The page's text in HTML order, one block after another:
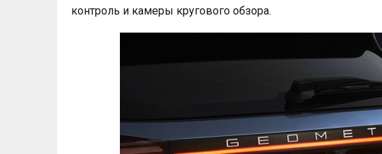
контроль и камеры кругового обзора.